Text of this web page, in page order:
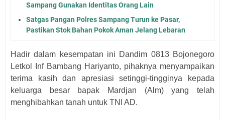
Sampang Gunakan Identitas Orang Lain
Satgas Pangan Polres Sampang Turun ke Pasar,
Pastikan Stok Bahan Pokok Aman Jelang Lebaran
Hadir dalam kesempatan ini Dandim 0813 Bojonegoro
Letkol Inf Bambang Hariyanto, pihaknya menyampaikan
terima kasih dan apresiasi setinggi-tingginya kepada
keluarga besar bapak Mardjan (Alm) yang telah
menghibahkan tanah untuk TNI AD.